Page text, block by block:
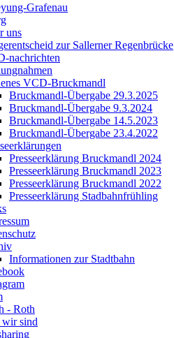
Grafenau
uns
zur Sallerner Regenbrücke
nachrichten
VCD-Bruckmandl
Bruckmandl-Übergabe 29.3.2025
Bruckmandl-Übergabe 9.3.2024
Bruckmandl-Übergabe 14.5.2023
Bruckmandl-Übergabe 23.4.2022
Presseerklärung Bruckmandl 2024
Presseerklärung Bruckmandl 2023
Presseerklärung Bruckmandl 2022
Presseerklärung Stadbahnfrühling
Informationen zur Stadtbahn
- Roth
wir sind